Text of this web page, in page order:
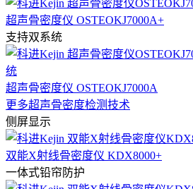
超声骨密度仪 OSTEOKJ7000A+
支持双系统
超声骨密度仪 OSTEOKJ7000A
更多超声骨密度检测技术
侧屏显示
双能X射线骨密度仪 KDX8000+
一体式铅帘防护